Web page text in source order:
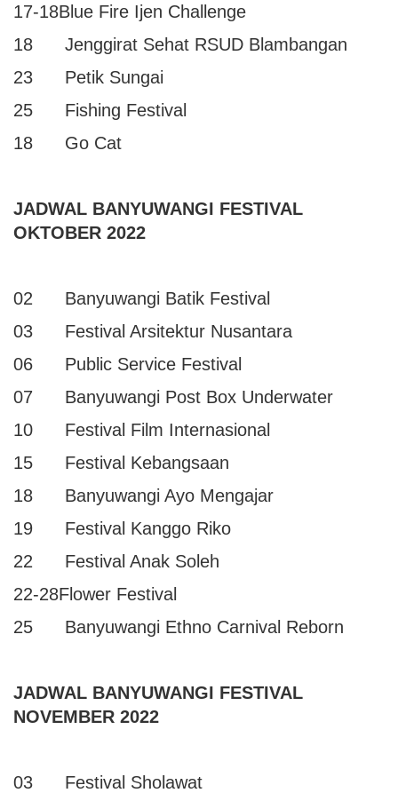
17-18Blue Fire Ijen Challenge
18 Jenggirat Sehat RSUD Blambangan
23 Petik Sungai
25 Fishing Festival
18 Go Cat
JADWAL BANYUWANGI FESTIVAL
OKTOBER 2022
02 Banyuwangi Batik Festival
03 Festival Arsitektur Nusantara
06 Public Service Festival
07 Banyuwangi Post Box Underwater
10 Festival Film Internasional
15 Festival Kebangsaan
18 Banyuwangi Ayo Mengajar
19 Festival Kanggo Riko
22 Festival Anak Soleh
22-28Flower Festival
25 Banyuwangi Ethno Carnival Reborn
JADWAL BANYUWANGI FESTIVAL
NOVEMBER 2022
03 Festival Sholawat